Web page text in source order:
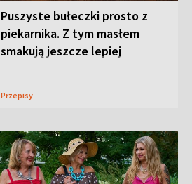
Puszyste bułeczki prosto z
piekarnika. Z tym masłem
smakują jeszcze lepiej
Przepisy